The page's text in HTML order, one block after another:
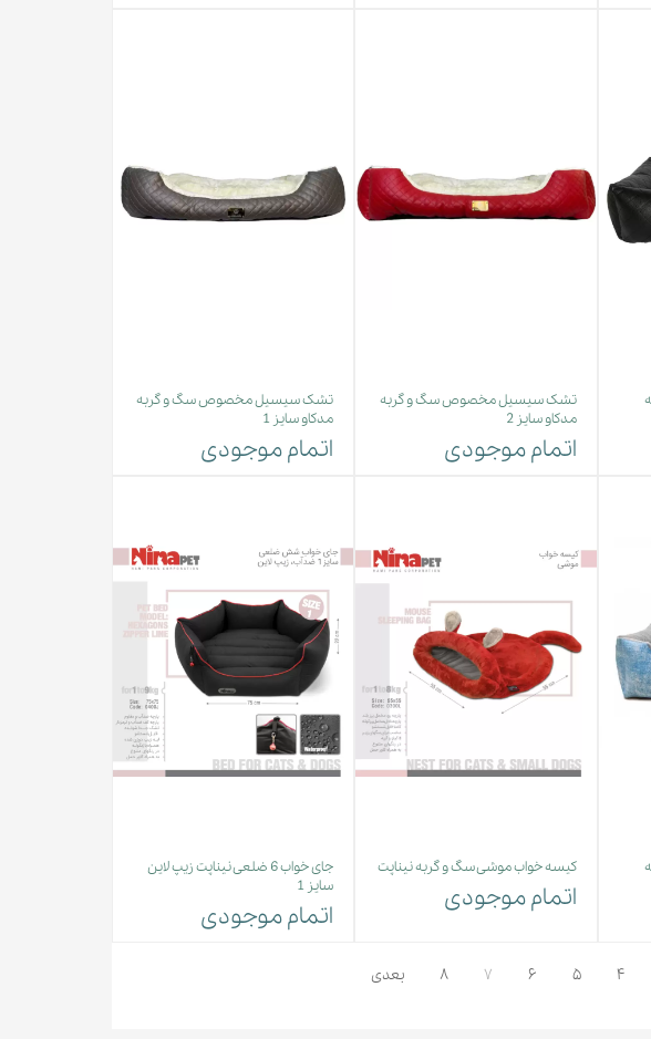
تشک سیسیل مخصوص سگ و گربه
مدکاو سایز 2
اتمام موجودی
تشک سیسیل مخصوص سگ و گربه
مدکاو سایز 1
اتمام موجودی
کیسه خواب موشی سگ و گربه نیناپت
اتمام موجودی
جای خواب 6 ضلعی نیناپت زیپ لاین
سایز 1
اتمام موجودی
۴ ۵ ۶ ۷ ۸ بعدی